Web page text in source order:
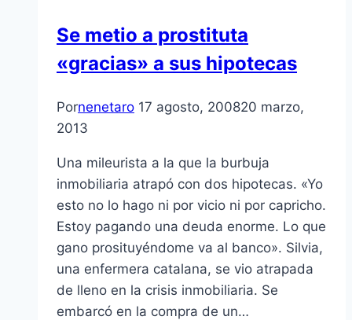
Se metio a prostituta
«gracias» a sus hipotecas
Pornenetaro 17 agosto, 200820 marzo,
2013
Una mileurista a la que la burbuja
inmobiliaria atrapó con dos hipotecas. «Yo
esto no lo hago ni por vicio ni por capricho.
Estoy pagando una deuda enorme. Lo que
gano prosituyéndome va al banco». Silvia,
una enfermera catalana, se vio atrapada
de lleno en la crisis inmobiliaria. Se
embarcó en la compra de un…